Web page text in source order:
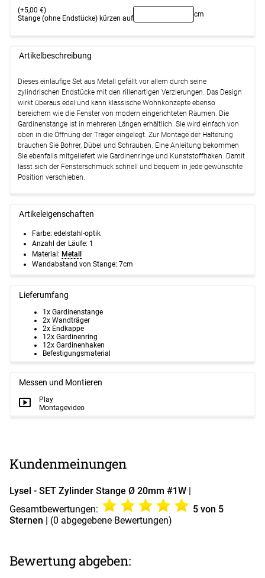
(+5,00 €)
Stange (ohne Endstücke) kürzen auf
cm
Artikelbeschreibung
Dieses einläufige Set aus Metall gefällt vor allem durch seine
zylindrischen Endstücke mit den rillenartigen Verzierungen. Das Design
wirkt überaus edel und kann klassische Wohnkonzepte ebenso
bereichern wie die Fenster von modern eingerichteten Räumen. Die
Gardinenstange ist in mehreren Längen erhältlich. Sie wird einfach von
oben in die Öffnung der Träger eingelegt. Zur Montage der Halterung
brauchen Sie Bohrer, Dübel und Schrauben. Eine Anleitung bekommen
Sie ebenfalls mitgeliefert wie Gardinenringe und Kunststoffhaken. Damit
lässt sich der Fensterschmuck schnell und bequem in jede gewünschte
Position verschieben.
Artikeleigenschaften
Farbe: edelstahl-optik
Anzahl der Läufe: 1
Material: Metall
Wandabstand von Stange: 7cm
Lieferumfang
1x Gardinenstange
2x Wandträger
2x Endkappe
12x Gardinenring
12x Gardinenhaken
Befestigungsmaterial
Messen und Montieren
Play
Montagevideo
Kundenmeinungen
Lysel - SET Zylinder Stange Ø 20mm #1W |
Gesamtbewertungen:
5von 5
Sternen | (0 abgegebene Bewertungen)
Bewertung abgeben: